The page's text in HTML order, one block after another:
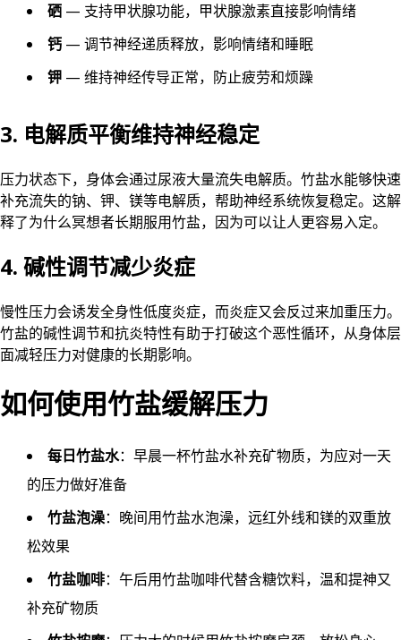
硒 — 支持甲状腺功能，甲状腺激素直接影响情绪
钙 — 调节神经递质释放，影响情绪和睡眠
钾 — 维持神经传导正常，防止疲劳和烦躁
3. 电解质平衡维持神经稳定
压力状态下，身体会通过尿液大量流失电解质。竹盐水能够快速
补充流失的钠、钾、镁等电解质，帮助神经系统恢复稳定。这解
释了为什么冥想者长期服用竹盐，因为可以让人更容易入定。
4. 碱性调节减少炎症
慢性压力会诱发全身性低度炎症，而炎症又会反过来加重压力。
竹盐的碱性调节和抗炎特性有助于打破这个恶性循环，从身体层
面减轻压力对健康的长期影响。
如何使用竹盐缓解压力
每日竹盐水：早晨一杯竹盐水补充矿物质，为应对一天
的压力做好准备
竹盐泡澡：晚间用竹盐水泡澡，远红外线和镁的双重放
松效果
竹盐咖啡：午后用竹盐咖啡代替含糖饮料，温和提神又
补充矿物质